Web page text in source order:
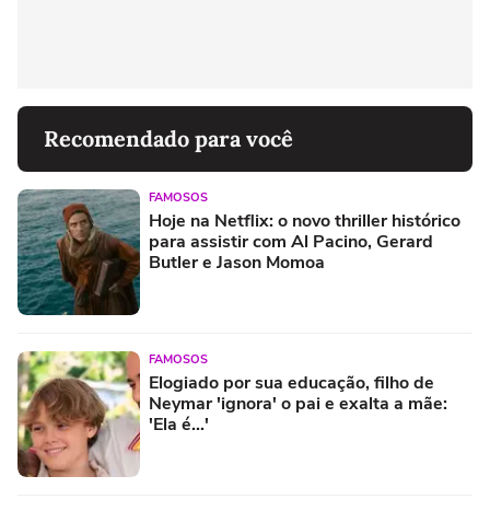
Recomendado para você
FAMOSOS
Hoje na Netflix: o novo thriller histórico
para assistir com Al Pacino, Gerard
Butler e Jason Momoa
FAMOSOS
Elogiado por sua educação, filho de
Neymar 'ignora' o pai e exalta a mãe:
'Ela é...'